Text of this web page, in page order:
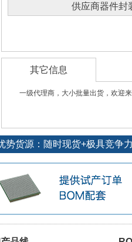
供应商器件封
其它信息
一级代理商，大小批量出货，欢迎
势货源：随时现货+极具竞争